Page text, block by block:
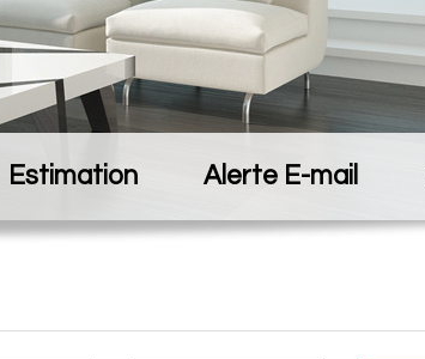
Estimation Alerte E-mail